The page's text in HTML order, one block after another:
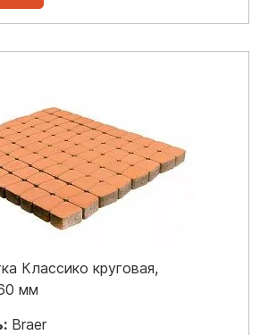
Классико круговая,
мм
Braer